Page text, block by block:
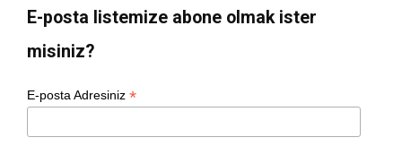
E-posta listemize abone olmak ister
misiniz?
E-posta Adresiniz *